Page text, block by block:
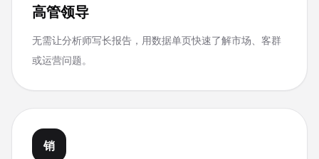
高管领导
无需让分析师写长报告，用数据单页快速了解市场、客群
或运营问题。
销